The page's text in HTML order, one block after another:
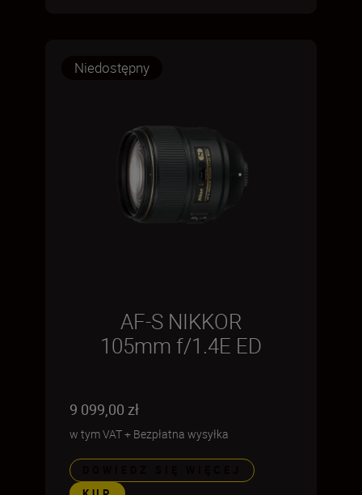
Niedostępny
AF-S NIKKOR
105mm f/1.4E ED
9 099,00 zł
w tym VAT+ Bezpłatna wysyłka